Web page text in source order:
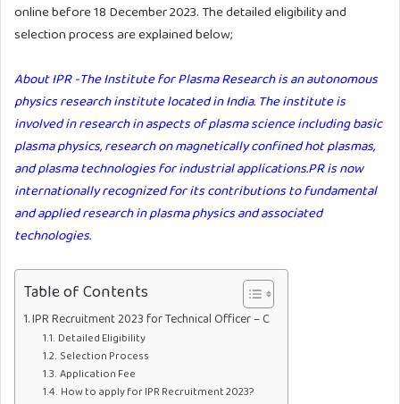
online before 18 December 2023. The detailed eligibility and
selection process are explained below;
About IPR -The Institute for Plasma Research is an autonomous
physics research institute located in India. The institute is
involved in research in aspects of plasma science including basic
plasma physics, research on magnetically confined hot plasmas,
and plasma technologies for industrial applications.PR is now
internationally recognized for its contributions to fundamental
and applied research in plasma physics and associated
technologies.
Table of Contents
IPR Recruitment 2023 for Technical Officer – C
Detailed Eligibility
Selection Process
Application Fee
How to apply for IPR Recruitment 2023?